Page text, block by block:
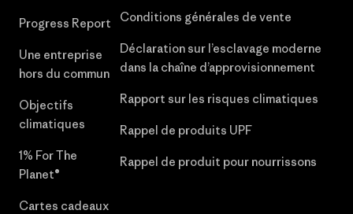
Progress Report
Une entreprise
hors du commun
Objectifs
climatiques
1% For The
Planet®
Cartes cadeaux
Conditions générales de vente
Déclaration sur l’esclavage moderne
dans la chaîne d’approvisionnement
Rapport sur les risques climatiques
Rappel de produits UPF
Rappel de produit pour nourrissons